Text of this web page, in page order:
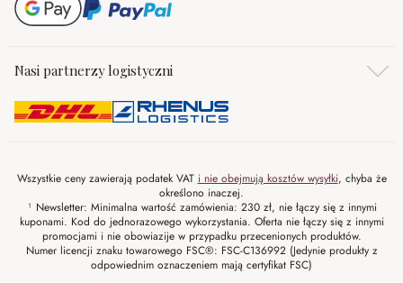
Nasi partnerzy logistyczni
Wszystkie ceny zawierają podatek VAT i nie obejmują kosztów wysyłki, chyba że
określono inaczej.
¹ Newsletter: Minimalna wartość zamówienia: 230 zł, nie łączy się z innymi
kuponami. Kod do jednorazowego wykorzystania. Oferta nie łączy się z innymi
promocjami i nie obowiazije w przypadku przecenionych produktów.
Numer licencji znaku towarowego FSC®: FSC-C136992 (Jedynie produkty z
odpowiednim oznaczeniem mają certyfikat FSC)